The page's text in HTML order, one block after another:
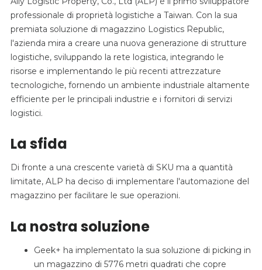
professionale di proprietà logistiche a Taiwan. Con la sua
premiata soluzione di magazzino Logistics Republic,
l'azienda mira a creare una nuova generazione di strutture
logistiche, sviluppando la rete logistica, integrando le
risorse e implementando le più recenti attrezzature
tecnologiche, fornendo un ambiente industriale altamente
efficiente per le principali industrie e i fornitori di servizi
logistici.
La sfida
Di fronte a una crescente varietà di SKU ma a quantità
limitate, ALP ha deciso di implementare l'automazione del
magazzino per facilitare le sue operazioni.
La nostra soluzione
Geek+ ha implementato la sua soluzione di picking in
un magazzino di 5776 metri quadrati che copre